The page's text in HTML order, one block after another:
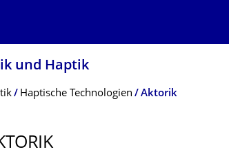
und Haptik
Haptische Technologien Aktorik